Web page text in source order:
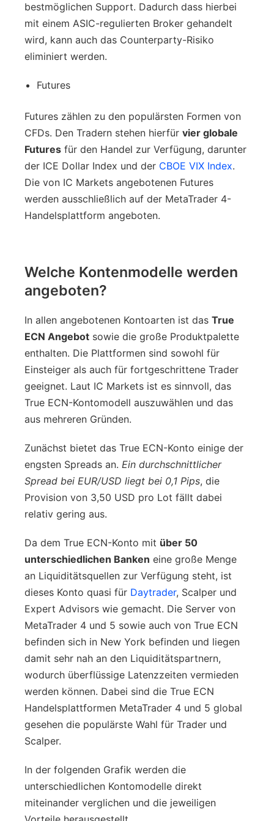
bestmöglichen Support. Dadurch dass hierbei
mit einem ASIC-regulierten Broker gehandelt
wird, kann auch das Counterparty-Risiko
eliminiert werden.
Futures
Futures zählen zu den populärsten Formen von
CFDs. Den Tradern stehen hierfür vier globale
Futures für den Handel zur Verfügung, darunter
der ICE Dollar Index und der CBOE VIX Index.
Die von IC Markets angebotenen Futures
werden ausschließlich auf der MetaTrader 4-
Handelsplattform angeboten.
Welche Kontenmodelle werden
angeboten?
In allen angebotenen Kontoarten ist das True
ECN Angebot sowie die große Produktpalette
enthalten. Die Plattformen sind sowohl für
Einsteiger als auch für fortgeschrittene Trader
geeignet. Laut IC Markets ist es sinnvoll, das
True ECN-Kontomodell auszuwählen und das
aus mehreren Gründen.
Zunächst bietet das True ECN-Konto einige der
engsten Spreads an. Ein durchschnittlicher
Spread bei EUR/USD liegt bei 0,1 Pips, die
Provision von 3,50 USD pro Lot fällt dabei
relativ gering aus.
Da dem True ECN-Konto mit über 50
unterschiedlichen Banken eine große Menge
an Liquiditätsquellen zur Verfügung steht, ist
dieses Konto quasi für Daytrader, Scalper und
Expert Advisors wie gemacht. Die Server von
MetaTrader 4 und 5 sowie auch von True ECN
befinden sich in New York befinden und liegen
damit sehr nah an den Liquiditätspartnern,
wodurch überflüssige Latenzzeiten vermieden
werden können. Dabei sind die True ECN
Handelsplattformen MetaTrader 4 und 5 global
gesehen die populärste Wahl für Trader und
Scalper.
In der folgenden Grafik werden die
unterschiedlichen Kontomodelle direkt
miteinander verglichen und die jeweiligen